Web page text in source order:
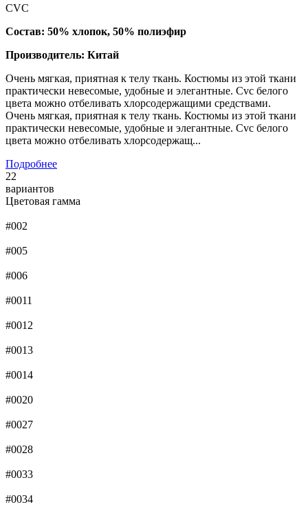
CVC
Состав: 50% хлопок, 50% полиэфир
Производитель: Китай
Очень мягкая, приятная к телу ткань. Костюмы из этой ткани
практически невесомые, удобные и элегантные. Cvc белого
цвета можно отбеливать хлорсодержащими средствами.
Очень мягкая, приятная к телу ткань. Костюмы из этой ткани
практически невесомые, удобные и элегантные. Cvc белого
цвета можно отбеливать хлорсодержащ...
Подробнее
22
вариантов
Цветовая гамма
#002
#005
#006
#0011
#0012
#0013
#0014
#0020
#0027
#0028
#0033
#0034